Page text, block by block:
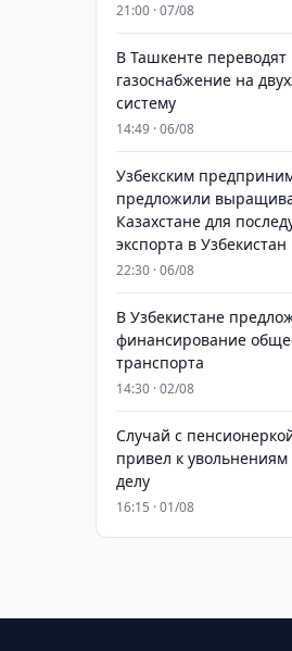
21:00 · 07/08
В Ташкенте переводят
газоснабжение на
систему
14:49 · 06/08
Узбекским
предложили
Казахстане для
экспорта в Узбекистан
22:30 · 06/08
В Узбекистане
финансирование
транспорта
14:30 · 02/08
Случай с
привел к увольнениям
делу
16:15 · 01/08